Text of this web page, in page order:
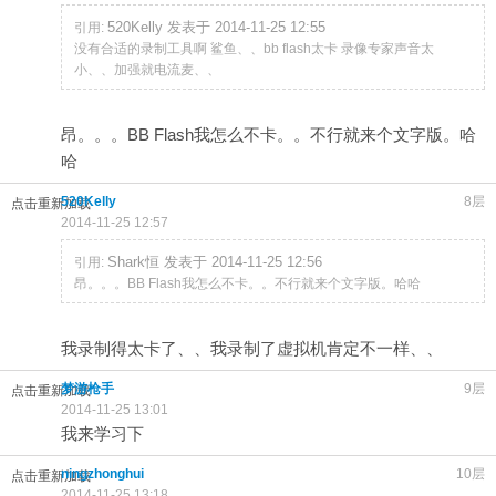
引用: 520Kelly 发表于 2014-11-25 12:55
没有合适的录制工具啊 鲨鱼、、bb flash太卡 录像专家声音太
小、、加强就电流麦、、
昂。。。BB Flash我怎么不卡。。不行就来个文字版。哈
哈
点击重新加载 8层
520Kelly
2014-11-25 12:57
引用: Shark恒 发表于 2014-11-25 12:56
昂。。。BB Flash我怎么不卡。。不行就来个文字版。哈哈
我录制得太卡了、、我录制了虚拟机肯定不一样、、
点击重新加载 9层
梦游枪手
2014-11-25 13:01
我来学习下
点击重新加载 10层
ningzhonghui